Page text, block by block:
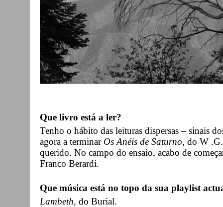
Que livro está a ler?
Tenho o hábito das leituras dispersas – sinais
agora a terminarOs Anéis de Saturno, do W
querido. No campo do ensaio, acabo de
Franco Berardi.
Que música está no topo da sua playlist
Lambeth, do Burial.